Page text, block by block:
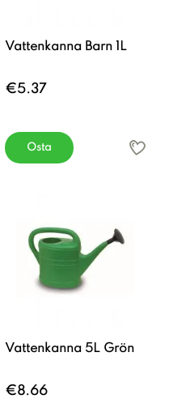
Vattenkanna Barn 1L
€5.37
Osta
Vattenkanna 5L Grön
€8.66